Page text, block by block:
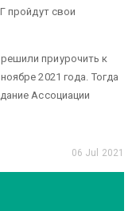
пройдут свои
приурочить к
2021 года. Тогда
Ассоциации
06 Jul 2021